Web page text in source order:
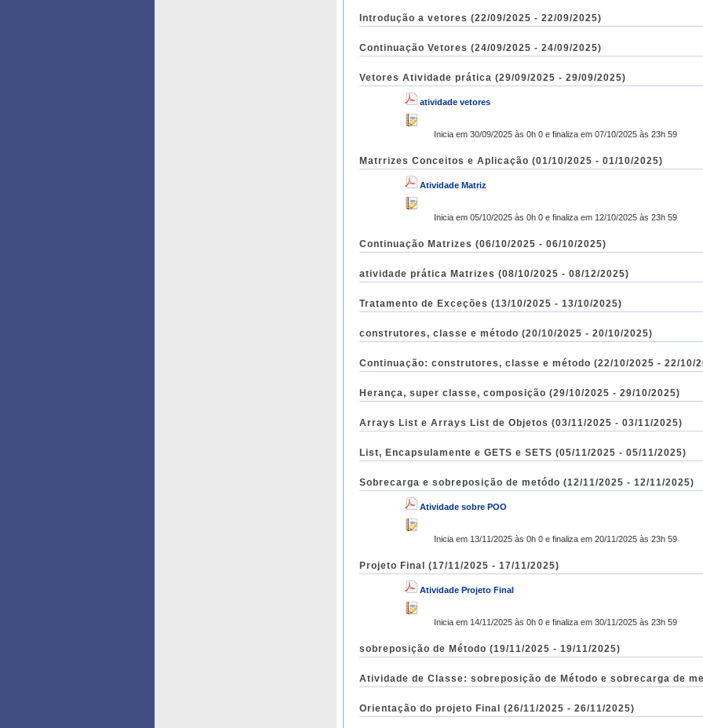
Introdução a vetores (22/09/2025 - 22/09/2025)
Continuação Vetores (24/09/2025 - 24/09/2025)
Vetores Atividade prática (29/09/2025 - 29/09/2025)
atividade vetores
Inicia em 30/09/2025 às 0h 0 e finaliza em 07/10/2025 às 23h 59
Matrrizes Conceitos e Aplicação (01/10/2025 - 01/10/2025)
Atividade Matriz
Inicia em 05/10/2025 às 0h 0 e finaliza em 12/10/2025 às 23h 59
Continuação Matrizes (06/10/2025 - 06/10/2025)
atividade prática Matrizes (08/10/2025 - 08/12/2025)
Tratamento de Exceções (13/10/2025 - 13/10/2025)
construtores, classe e método (20/10/2025 - 20/10/2025)
Continuação: construtores, classe e método (22/10/2025 - 22/10/
Herança, super classe, composição (29/10/2025 - 29/10/2025)
Arrays List e Arrays List de Objetos (03/11/2025 - 03/11/2025)
List, Encapsulamente e GETS e SETS (05/11/2025 - 05/11/2025)
Sobrecarga e sobreposição de metódo (12/11/2025 - 12/11/2025)
Atividade sobre POO
Inicia em 13/11/2025 às 0h 0 e finaliza em 20/11/2025 às 23h 59
Projeto Final (17/11/2025 - 17/11/2025)
Atividade Projeto Final
Inicia em 14/11/2025 às 0h 0 e finaliza em 30/11/2025 às 23h 59
sobreposição de Método (19/11/2025 - 19/11/2025)
Atividade de Classe: sobreposição de Método e sobrecarga de
Orientação do projeto Final (26/11/2025 - 26/11/2025)